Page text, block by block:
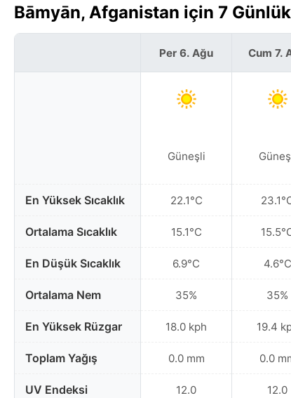
Bāmyān, Afganistan için 7
En Yüksek Sıcaklık
Ortalama Sıcaklık
En Düşük Sıcaklık
Ortalama Nem
En Yüksek Rüzgar
Toplam Yağış
UV Endeksi
Per 6. Ağu
Güneşli
22.1°C
15.1°C
6.9°C
35%
18.0 kph
0.0 mm
12.0
Cum 7.
4.6°C
35%
19.4
0.0
12.0